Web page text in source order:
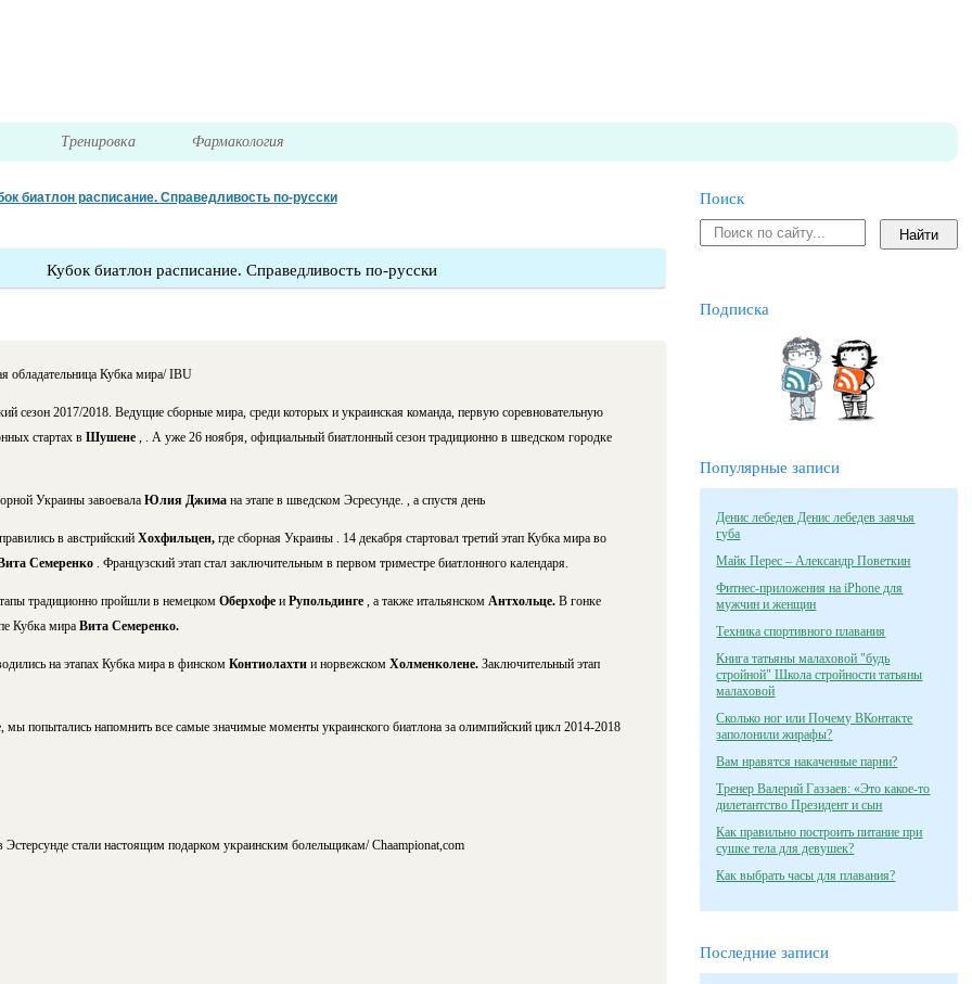
Тренировка Фармакология
биатлон расписание. Справедливость по-русски
Кубок биатлон расписание. Справедливость по-русски
обладательница Кубка мира/ IBU
сезон 2017/2018. Ведущие сборные мира, среди которых и украинская команда, первую соревновательную
стартах в Шушене , . А уже 26 ноября, официальный биатлонный сезон традиционно в шведском городке
Украины завоевала Юлия Джима на этапе в шведском Эсресунде. , а спустя день
в австрийский Хохфильцен, где сборная Украины . 14 декабря стартовал третий этап Кубка мира во
Семеренко . Французский этап стал заключительным в первом триместре биатлонного календаря.
традиционно пройшли в немецком Оберхофе и Рупольдинге , а также итальянском Антхольце. В гонке
Кубка мира Вита Семеренко.
на этапах Кубка мира в финском Контиолахти и норвежском Холменколене. Заключительный этап
мы попытались напомнить все самые значимые моменты украинского биатлона за олимпийский цикл 2014-2018
стали настоящим подарком украинским болельщикам/ Chaampionat,com
Поиск
Подписка
Популярные записи
Денис лебедев Денис лебедев заячья
губа
Майк Перес – Александр Поветкин
Фитнес-приложения на iPhone для
мужчин и женщин
Техника спортивного плавания
Книга татьяны малаховой "будь
стройной" Школа стройности татьяны
малаховой
Сколько ног или Почему ВКонтакте
заполонили жирафы?
Вам нравятся накаченные парни?
Тренер Валерий Газзаев: «Это какое-то
дилетантство Президент и сын
Как правильно построить питание при
сушке тела для девушек?
Как выбрать часы для плавания?
Последние записи